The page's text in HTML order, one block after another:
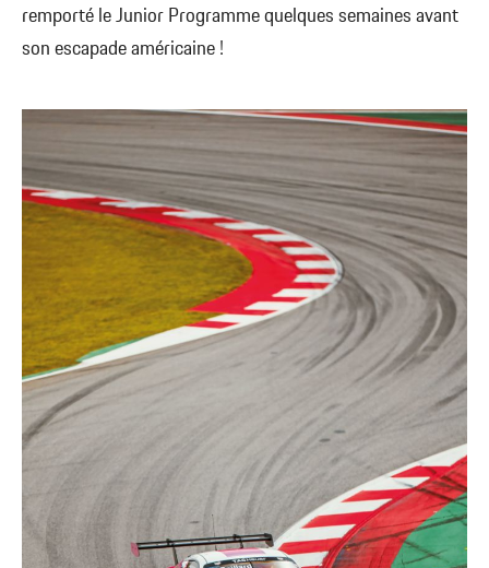
remporté le Junior Programme quelques semaines avant
son escapade américaine !